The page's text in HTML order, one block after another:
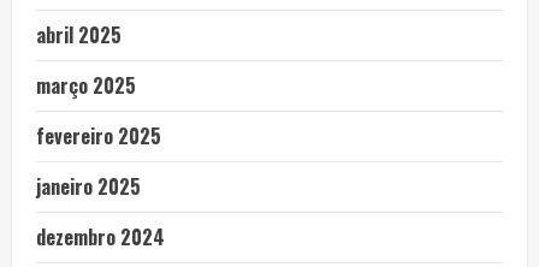
abril 2025
março 2025
fevereiro 2025
janeiro 2025
dezembro 2024